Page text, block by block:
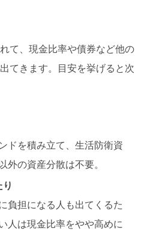
て、現金比率や債券など他の
てきます。目安を挙げると次
ドを積み立て、生活防衛資
外の資産分散は不要。
負担になる人も出てくるた
人は現金比率をやや高めに